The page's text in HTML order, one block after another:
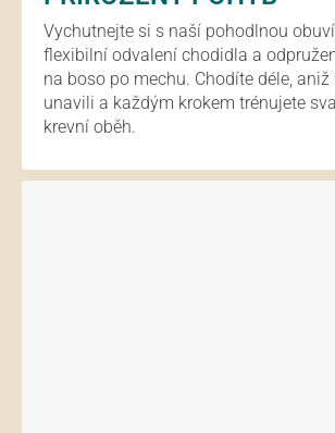
Vychutnejte si s naší pohodlnou
flexibilní odvalení chodidla a
na boso po mechu. Chodíte déle, aniž
unavili a každým krokem trénujete
krevní oběh.